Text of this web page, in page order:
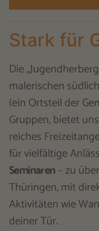
Stark für
Die
malerischen
(ein Ortsteil der
Gruppen, bietet
reiches
für vielfältige
Seminaren – zu
Thüringen, mit
Aktivitäten wie
deiner Tür.